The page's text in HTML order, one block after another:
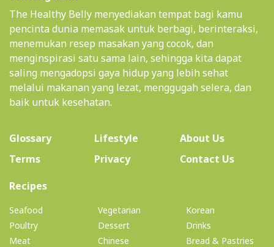
The Healthy Belly menyediakan tempat bagi kamu
pencinta dunia memasak untuk berbagi, berinteraksi,
menemukan resep masakan yang cocok, dan
menginspirasi satu sama lain, sehingga kita dapat
saling mengadopsi gaya hidup yang lebih sehat
melalui makanan yang lezat, menggugah selera, dan
baik untuk kesehatan.
Glossary Lifestyle About Us(current)
Terms
Privacy
Contact Us
Recipes(current)
Seafood
Poultry
Meat
Vegetarian
Dessert
Chinese
Korean
Drinks
Bread & Pastries